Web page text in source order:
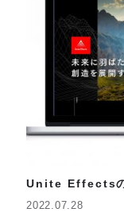
Unite Effectsの
2022.07.28